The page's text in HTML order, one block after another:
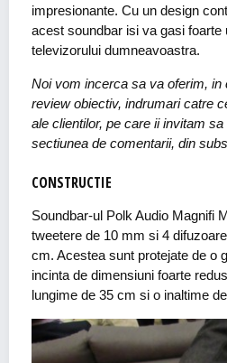
impresionante. Cu un design
acest soundbar isi va gasi foarte
televizorului dumneavoastra.
Noi vom incerca sa va oferim, in
review obiectiv, indrumari catre
ale clientilor, pe care ii invitam
sectiunea de comentarii, din
CONSTRUCTIE
Soundbar-ul Polk Audio Magnifi
tweetere de 10 mm si 4
cm. Acestea sunt protejate de o
incinta de dimensiuni foarte
lungime de 35 cm si o inaltime